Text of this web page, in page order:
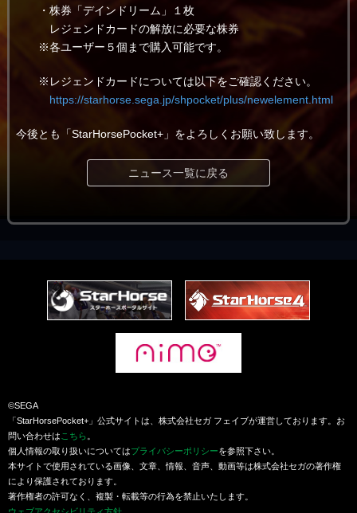
・株券「デインドリーム」１枚
レジェンドカードの解放に必要な株券
※各ユーザー５個まで購入可能です。
※レジェンドカードについては以下をご確認ください。
https://starhorse.sega.jp/shpocket/plus/newelement.html
今後とも「StarHorsePocket+」をよろしくお願い致します。
ニュース一覧に戻る
©SEGA
「StarHorsePocket+」公式サイトは、株式会社セガ フェイブが運営しております。お
問い合わせは こちら 。
個人情報の取り扱いについてはプライバシーポリシーを参照下さい。
本サイトで使用されている画像、文章、情報、音声、動画等は株式会社セガの著作権
により保護されております。
著作権者の許可なく、複製・転載等の行為を禁止いたします。